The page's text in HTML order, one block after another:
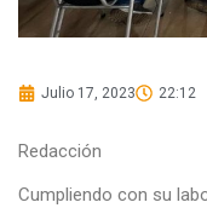
Julio 17, 2023 22:12
Redacción
Cumpliendo con su